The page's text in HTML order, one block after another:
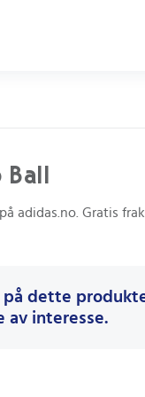
adidas.no. Gratis
dette
av interesse.